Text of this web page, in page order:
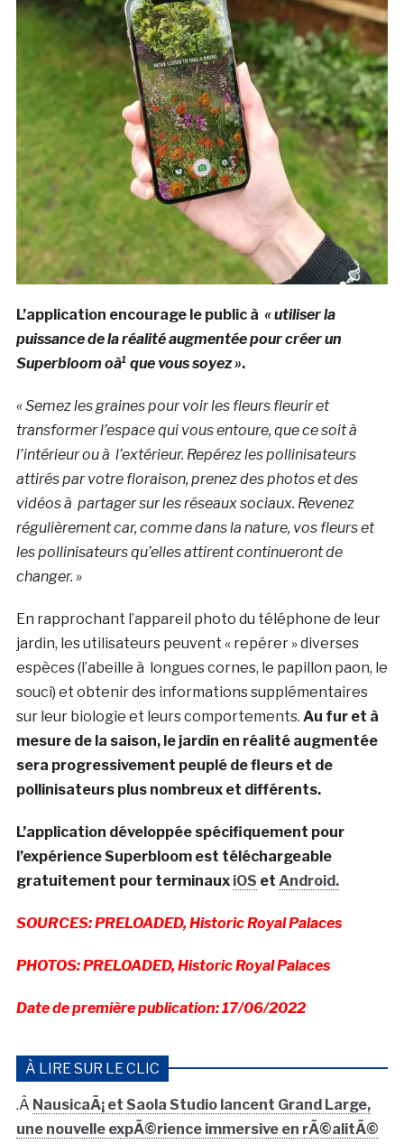
L’application encourage le public à « utiliser la
puissance de la réalité augmentée pour créer un
Superbloom oà¹ que vous soyez ».
« Semez les graines pour voir les fleurs fleurir et
transformer l’espace qui vous entoure, que ce soit à
l’intérieur ou à l’extérieur. Repérez les pollinisateurs
attirés par votre floraison, prenez des photos et des
vidéos à partager sur les réseaux sociaux. Revenez
régulièrement car, comme dans la nature, vos fleurs et
les pollinisateurs qu’elles attirent continueront de
changer. »
En rapprochant l’appareil photo du téléphone de leur
jardin, les utilisateurs peuvent « repérer » diverses
espèces (l’abeille à longues cornes, le papillon paon, le
souci) et obtenir des informations supplémentaires
sur leur biologie et leurs comportements. Au fur et à
mesure de la saison, le jardin en réalité augmentée
sera progressivement peuplé de fleurs et de
pollinisateurs plus nombreux et différents.
L’application développée spécifiquement pour
l’expérience Superbloom est téléchargeable
gratuitement pour terminaux iOS et Android.
SOURCES: PRELOADED, Historic Royal Palaces
PHOTOS: PRELOADED, Historic Royal Palaces
Date de première publication: 17/06/2022
À LIRE SUR LE CLIC
.Â NausicaÃ¡ et Saola Studio lancent Grand Large,
une nouvelle expÃ©rience immersive en rÃ©alitÃ©